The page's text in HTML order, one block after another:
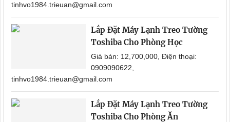
tinhvo1984.trieuan@gmail.com
Lắp Đặt Máy Lạnh Treo Tường
Toshiba Cho Phòng Học
Giá bán: 12,700,000, Điện thoại:
0909090622,
tinhvo1984.trieuan@gmail.com
Lắp Đặt Máy Lạnh Treo Tường
Toshiba Cho Phòng Ăn